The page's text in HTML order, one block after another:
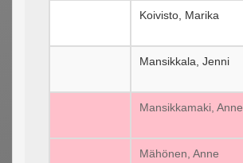
Koivisto, Marika
Mansikkala, Jenni
Mansikkamaki, Anne
Mähönen, Anne